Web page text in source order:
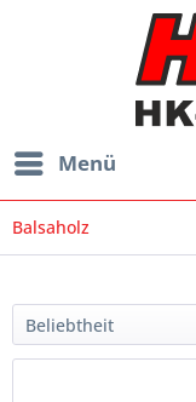
Menü
Balsaholz